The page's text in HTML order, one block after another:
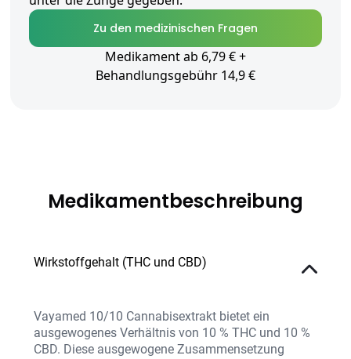
Zu den medizinischen Fragen
Medikament ab 6,79 € +
Behandlungsgebühr 14,9 €
Medikamentbeschreibung
Wirkstoffgehalt (THC und CBD)
Vayamed 10/10 Cannabisextrakt bietet ein
ausgewogenes Verhältnis von 10 % THC und 10 %
CBD. Diese ausgewogene Zusammensetzung